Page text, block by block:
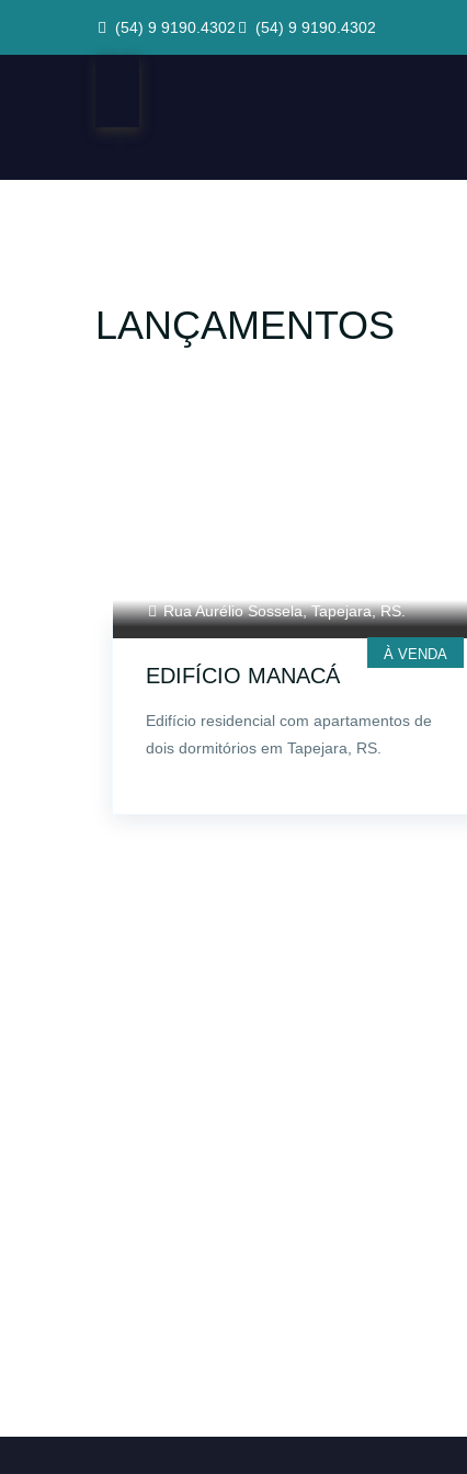
(54) 9 9190.4302 (54) 9 9190.4302
LANÇAMENTOS
Rua Aurélio Sossela, Tapejara, RS.
À VENDA
EDIFÍCIO MANACÁ
Edifício residencial com apartamentos de
dois dormitórios em Tapejara, RS.